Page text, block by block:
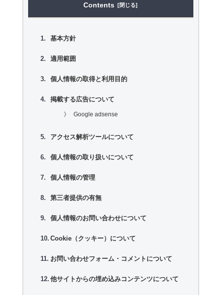
Contents
基本方針
適用範囲
個人情報の取得と利用目的
掲載する広告について
Google adsense
アクセス解析ツールについて
個人情報の取り扱いについて
個人情報の管理
第三者提供の有無
個人情報のお問い合わせについて
Cookie（クッキー）について
お問い合わせフォーム・コメントについて
他サイトからの埋め込みコンテンツについて